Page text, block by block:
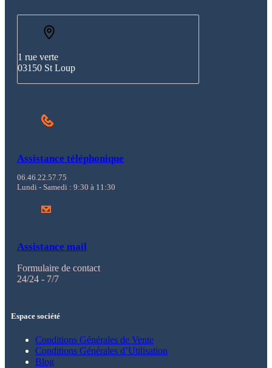
1 rue verte
03150 St Loup
Assistance téléphonique
06.46.22.57.75
Lundi - Samedi : 9:30 à 11:30
Assistance mail
Formulaire de contact
24/24 - 7/7
Espace société
Conditions Générales de Vente
Conditions Générales d’Utilisation
Blog